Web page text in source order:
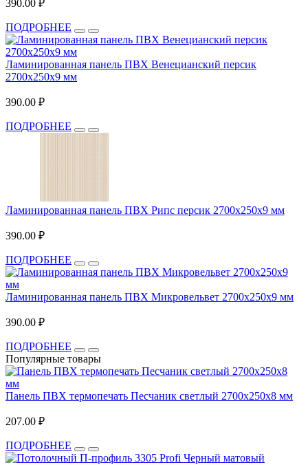
390.00 ₽
ПОДРОБНЕЕ
Ламинированная панель ПВХ Венецианский персик
2700x250x9 мм
390.00 ₽
ПОДРОБНЕЕ
Ламинированная панель ПВХ Рипс персик 2700x250x9 мм
390.00 ₽
ПОДРОБНЕЕ
Ламинированная панель ПВХ Микровельвет 2700x250x9 мм
390.00 ₽
ПОДРОБНЕЕ
Популярные товары
Панель ПВХ термопечать Песчаник светлый 2700x250x8 мм
207.00 ₽
ПОДРОБНЕЕ